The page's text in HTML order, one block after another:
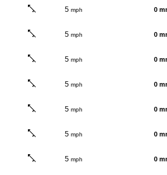
5 mph 0
5 mph 0
5 mph 0
5 mph 0
5 mph 0
5 mph 0
5 mph 0